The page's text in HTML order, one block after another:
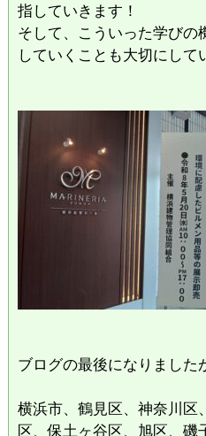
指していきます！
そして、こういった学びの
していくことも大切にして
ブログの最後になりました
横浜市、鶴見区、神奈川区
区、保土ヶ谷区、旭区、磯